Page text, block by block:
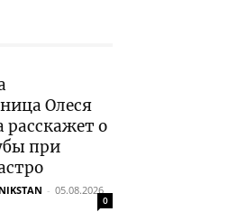
Олеся
расскажет о
при
- 05.08.2026
0